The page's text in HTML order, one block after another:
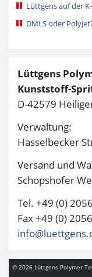
Lüttgens auf der
DMLS oder
Lüttgens
Kunststoff-
D-42579
Verwaltung:
Hasselbecker
Versand und
Schopshofer
Tel. +49 (0)
Fax +49 (0)
© 2026 Lüttgens Polymer